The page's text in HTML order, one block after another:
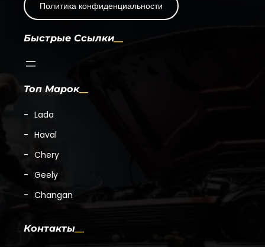
Политика конфиденциальности
Быстрые Ссылки
Топ Марок
Lada
Haval
Chery
Geely
Changan
Контакты